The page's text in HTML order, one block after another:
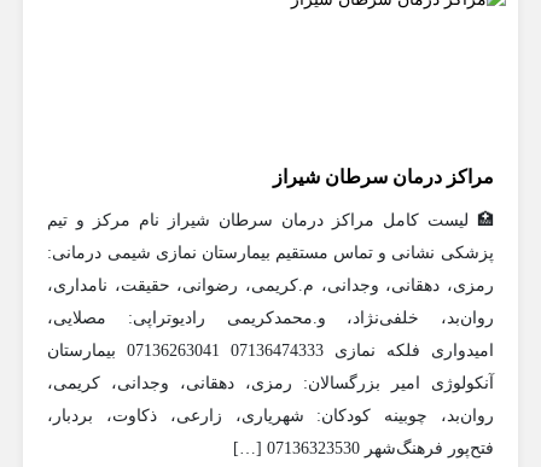
مراکز درمان سرطان شیراز
🏥 لیست کامل مراکز درمان سرطان شیراز نام مرکز و تیم
پزشکی نشانی و تماس مستقیم بیمارستان نمازی شیمی درمانی:
رمزی، دهقانی، وجدانی، م.کریمی، رضوانی، حقیقت، نامداری،
روان‌بد، خلفی‌نژاد، و.محمدکریمی رادیوتراپی: مصلایی،
امیدواری فلکه نمازی 07136474333 07136263041 بیمارستان
آنکولوژی امیر بزرگسالان: رمزی، دهقانی، وجدانی، کریمی،
روان‌بد، چوبینه کودکان: شهریاری، زارعی، ذکاوت، بردبار،
فتح‌پور فرهنگ‌شهر 07136323530 […]